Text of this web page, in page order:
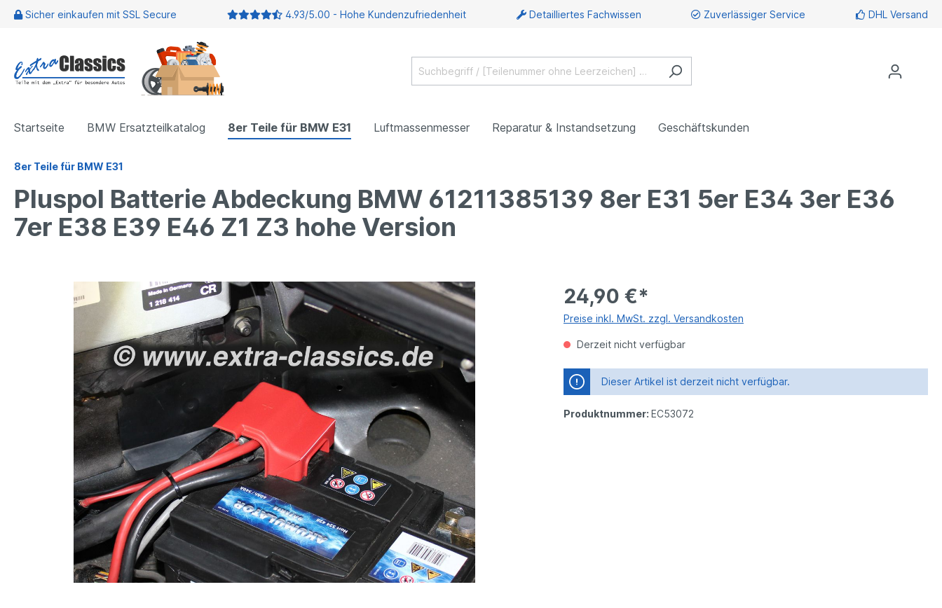
Sicher einkaufen mit SSL Secure 4.93/5.00 - Hohe Kundenzufriedenheit Detailliertes Fachwissen Zuverlässiger Service DHL Versand
Startseite BMW Ersatzteilkatalog 8er Teile für BMW E31 Luftmassenmesser Reparatur & Instandsetzung Geschäftskunden
8er Teile für BMW E31
Pluspol Batterie Abdeckung BMW 61211385139 8er E31 5er E34 3er E36
7er E38 E39 E46 Z1 Z3 hohe Version
24,90 €*
Preise inkl. MwSt. zzgl. Versandkosten
Derzeit nicht verfügbar
Dieser Artikel ist derzeit nicht verfügbar.
Produktnummer: EC53072